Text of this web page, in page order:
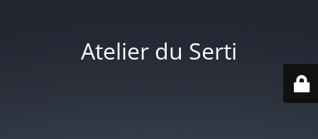
Atelier du Serti